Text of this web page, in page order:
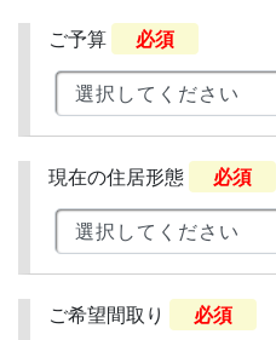
ご予算 必須
現在の住居形態 必須
ご希望間取り 必須